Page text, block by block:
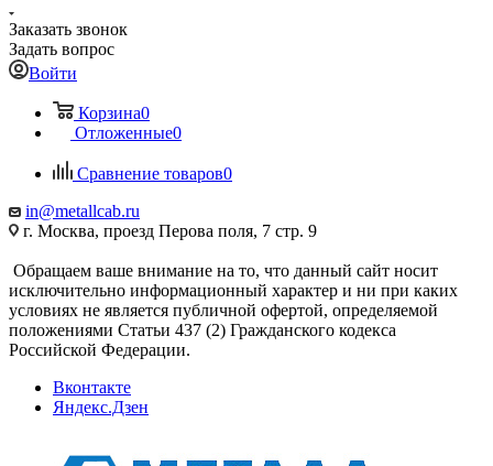
Заказать звонок
Задать вопрос
Войти
Корзина0
Отложенные0
Сравнение товаров0
in@metallcab.ru
г. Москва, проезд Перова поля, 7 стр. 9
Обращаем ваше внимание на то, что данный сайт носит
исключительно информационный характер и ни при каких
условиях не является публичной офертой, определяемой
положениями Статьи 437 (2) Гражданского кодекса
Российской Федерации.
Вконтакте
Яндекс.Дзен